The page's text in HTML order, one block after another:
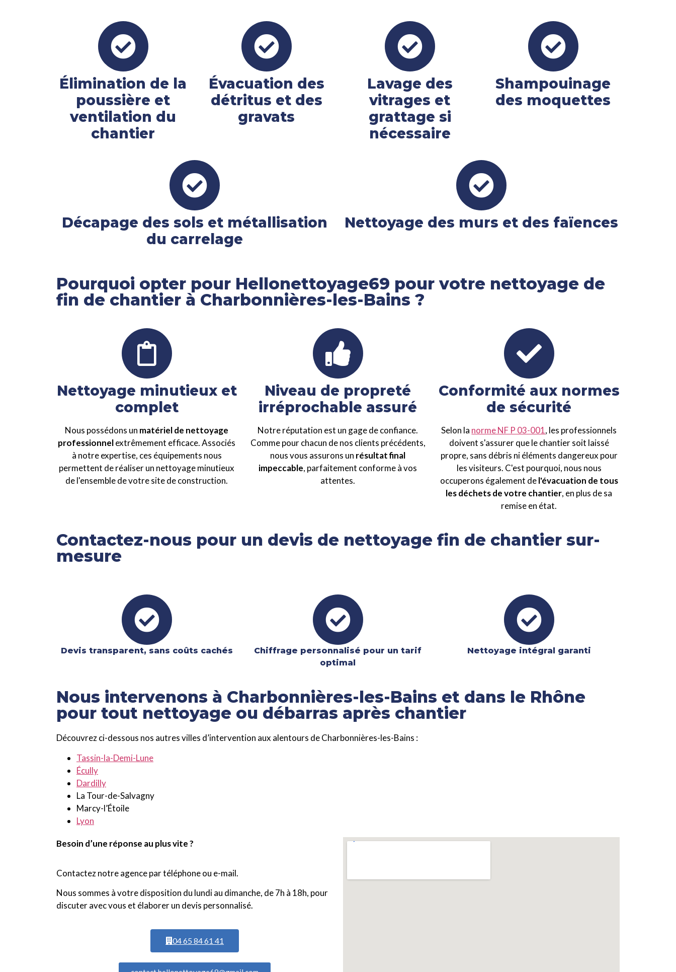
Élimination de la
poussière et
ventilation du
chantier
Évacuation des
détritus et des
gravats
Lavage des
vitrages et
grattage si
nécessaire
Shampouinage
des moquettes
Décapage des sols et métallisation
du carrelage
Nettoyage des murs et des faïences
Pourquoi opter pour Hellonettoyage69 pour votre nettoyage de
fin de chantier à Charbonnières-les-Bains ?
Nettoyage minutieux et
complet
Nous possédons un matériel de nettoyage
professionnelextrêmement efficace. Associés
à notre expertise, ces équipements nous
permettent de réaliser un nettoyage minutieux
de l'ensemble de votre site de construction.
Niveau de propreté
irréprochable assuré
Notre réputation est un gage de confiance.
Comme pour chacun de nos clients précédents,
nous vous assurons un résultat final
impeccable, parfaitement conforme à vos
attentes.
Conformité aux normes
de sécurité
Selon la norme NF P 03-001, les professionnels
doivent s'assurer que le chantier soit laissé
propre, sans débris ni éléments dangereux pour
les visiteurs. C'est pourquoi, nous nous
occuperons également del'évacuation de tous
les déchets de votre chantier, en plus de sa
remise en état.
Contactez-nous pour un devis de nettoyage fin de chantier sur-
mesure
Devis transparent, sans coûts cachés
Chiffrage personnalisé pour un tarif
optimal
Nettoyage intégral garanti​
Nous intervenons à Charbonnières-les-Bains et dans le Rhône
pour tout nettoyage ou débarras après chantier
Découvrez ci-dessous nos autres villes d’intervention aux alentours de Charbonnières-les-Bains :
Tassin-la-Demi-Lune
Écully
Dardilly
La Tour-de-Salvagny
Marcy-l’Étoile
Lyon
Besoin d’une réponse au plus vite ?
Contactez notre agence par téléphone ou e-mail.
Nous sommes à votre disposition du lundi au dimanche, de 7h à 18h, pour
discuter avec vous et élaborer un devis personnalisé.
04 65 84 61 41